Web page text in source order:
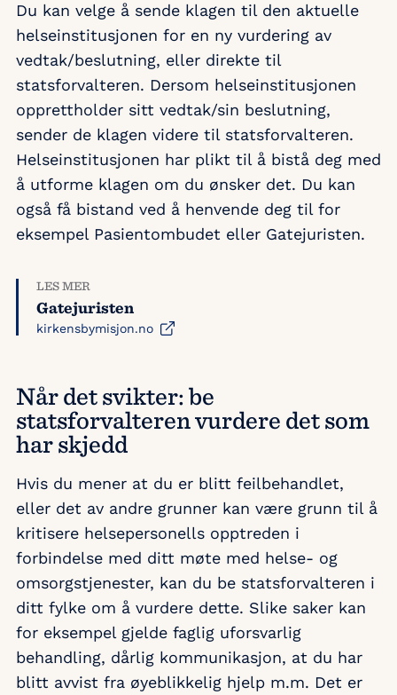
Du kan velge å sende klagen til den aktuelle
helseinstitusjonen for en ny vurdering av
vedtak/beslutning, eller direkte til
statsforvalteren. Dersom helseinstitusjonen
opprettholder sitt vedtak/sin beslutning,
sender de klagen videre til statsforvalteren.
Helseinstitusjonen har plikt til å bistå deg med
å utforme klagen om du ønsker det. Du kan
også få bistand ved å henvende deg til for
eksempel Pasientombudet eller Gatejuristen.
LES MER
Gatejuristen
kirkensbymisjon.no
Når det svikter: be
statsforvalteren vurdere det som
har skjedd
Hvis du mener at du er blitt feilbehandlet,
eller det av andre grunner kan være grunn til å
kritisere helsepersonells opptreden i
forbindelse med ditt møte med helse- og
omsorgstjenester, kan du be statsforvalteren i
ditt fylke om å vurdere dette. Slike saker kan
for eksempel gjelde faglig uforsvarlig
behandling, dårlig kommunikasjon, at du har
blitt avvist fra øyeblikkelig hjelp m.m. Det er